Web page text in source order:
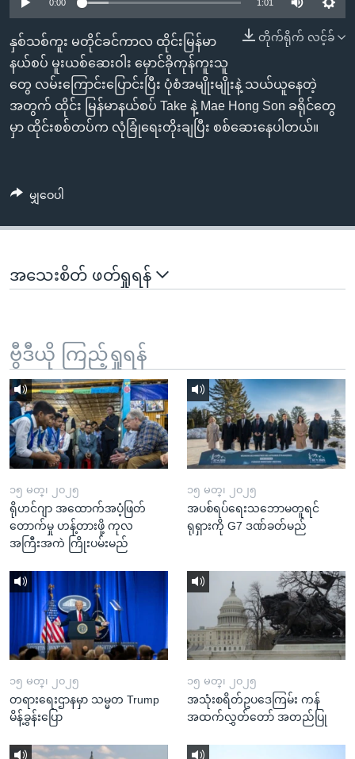
စာမျက်နှာ
သို့
ကျော်
ကြည့်
ရန်
နေရာ
ဗွီအိုအေ လူမှုကွန်ယက်များ
0:00 1:01
တိုက်ရိုက် လင့်ခ်
နှစ်သစ်ကူး မတိုင်ခင်ကာလ ထိုင်းမြန်မာ
နယ်စပ် မူးယစ်ဆေးဝါး မှောင်ခိုကုန်ကူးသူ
တွေ လမ်းကြောင်းပြောင်းပြီး ပုံစံအမျိုးမျိုးနဲ့ သယ်ယူနေတဲ့
အတွက် ထိုင်း မြန်မာနယ်စပ် Take နဲ့ Mae Hong Son ခရိုင်တွေ
မှာ ထိုင်းစစ်တပ်က လုံခြုံရေးတိုးချပြီး စစ်ဆေးနေပါတယ်။
မျှဝေပါ
အသေးစိတ် ဖတ်ရှုရန်
ဗွီဒီယို ကြည့်ရှုရန်
၁၅ မတ္၊ ၂၀၂၅
ရိုဟင်ဂျာ အထောက်အပံ့ဖြတ်
တောက်မှု ဟန့်တားဖို့ ကုလ
အကြီးအကဲ ကြိုးပမ်းမည်
၁၅ မတ္၊ ၂၀၂၅
အပစ်ရပ်ရေးသဘောမတူရင်
ရုရှားကို G7 ဒဏ်ခတ်မည်
၁၅ မတ္၊ ၂၀၂၅
တရားရေးဌာနမှာ သမ္မတ Trump
မိန့်ခွန်းပြော
၁၅ မတ္၊ ၂၀၂၅
အသုံးစရိတ်ဥပဒေကြမ်း ကန်
အထက်လွှတ်တော် အတည်ပြု